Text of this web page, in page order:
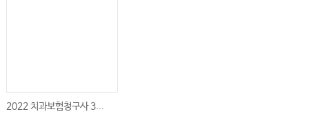
2022 치과보험청구사 3...